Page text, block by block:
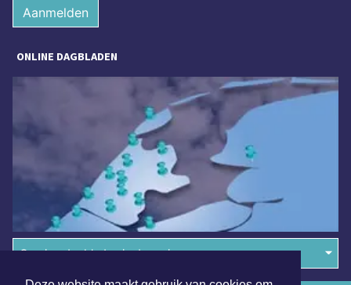
Aanmelden
ONLINE DAGBLADEN
Overige dagbladen in de regio